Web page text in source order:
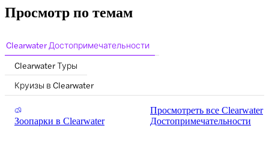
Просмотр по темам
Clearwater Достопримечательности
Clearwater Туры
Круизы в Clearwater
Зоопарки в Clearwater
Просмотреть все Clearwater
Достопримечательности